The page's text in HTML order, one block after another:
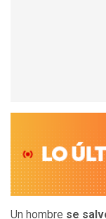
Un hombre se